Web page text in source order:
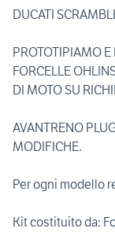
DUCATI
PROTOTIPIAMO
FORCELLE
DI MOTO SU
AVANTRENO
MODIFICHE.
Per ogni modello
Kit costituito da: